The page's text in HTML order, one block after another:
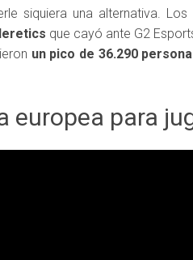
siquiera una alternativa.
que cayó ante G2
un pico de 36.290
europea para